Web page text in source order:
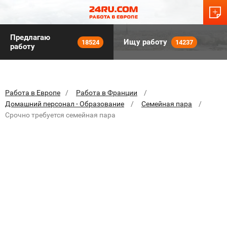
Предлагаю
работу
18524 Ищу работу 14237
Работа в Европе
Работа в Франции
Домашний персонал - Образование
Семейная пара
Срочно требуется семейная пара